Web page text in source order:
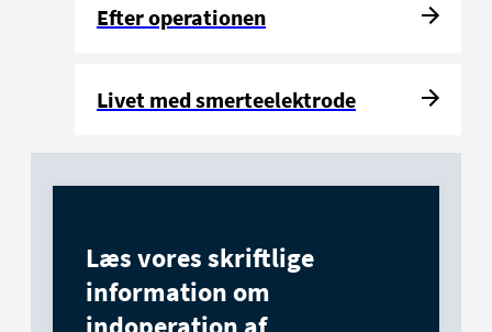
Efter operationen
Livet med smerteelektrode
Læs vores skriftlige
information om